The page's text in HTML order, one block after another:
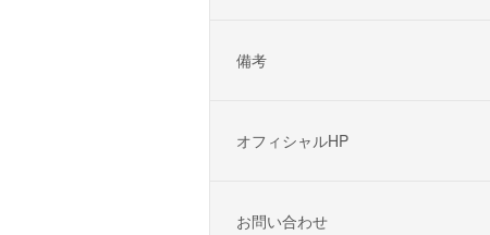
備考
オフィシャルHP
お問い合わせ